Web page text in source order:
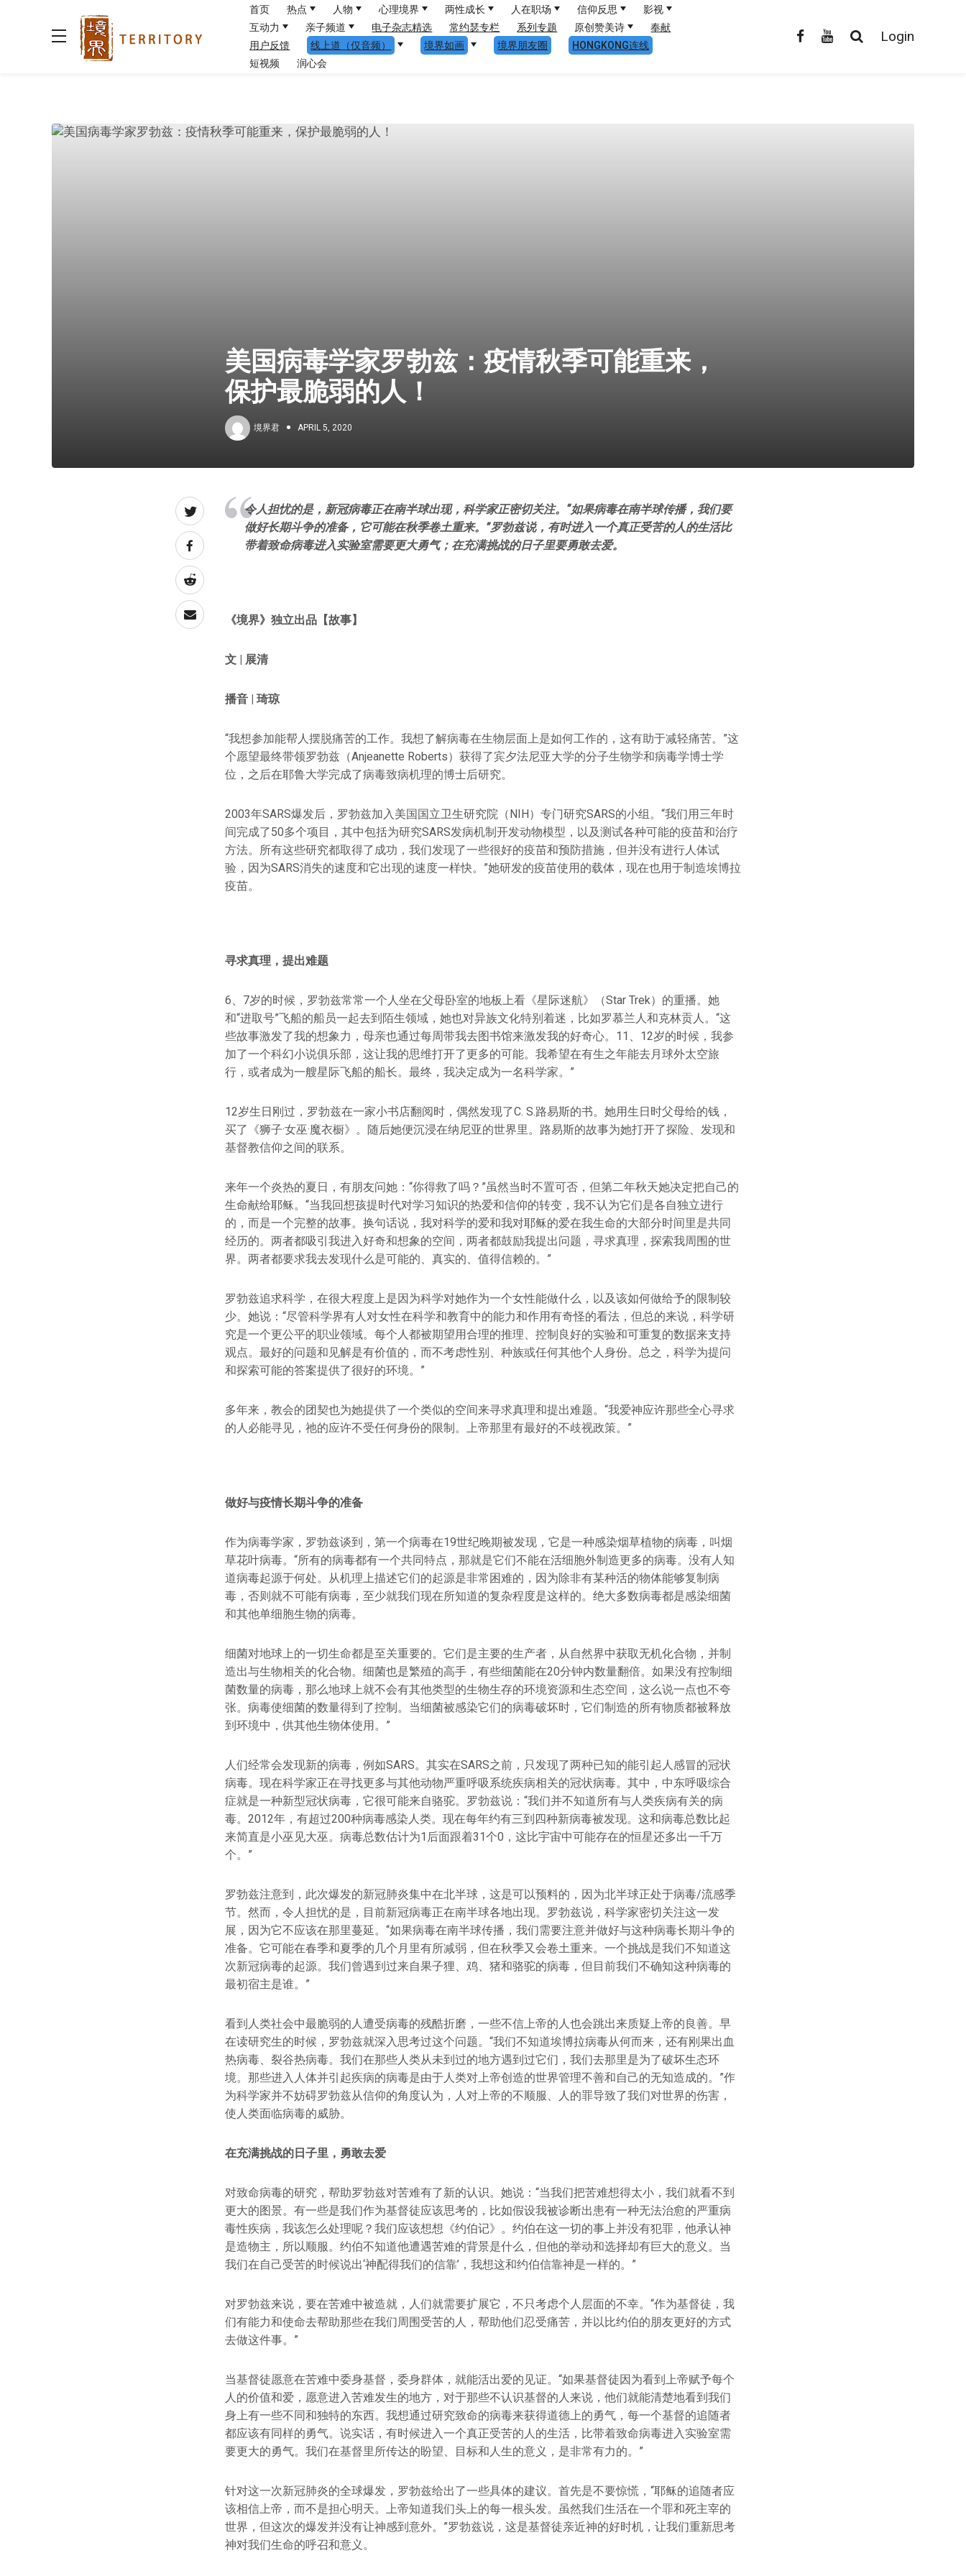
首页 热点 人物 心理境界 两性成长 人在职场 信仰反思
影视
互动力
亲子频道 电子杂志精选 常约瑟专栏 系列专题 原创赞美诗
奉献
用户反馈
线上道（仅音频） 境界如画 境界朋友圈
HONGKONG连线
短视频
润心会
Login
美国病毒学家罗勃兹：疫情秋季可能重来，
保护最脆弱的人！
境界君 APRIL 5, 2020
令人担忧的是，新冠病毒正在南半球出现，科学家正密切关注。“如果病毒在南半球传播，我们要
做好长期斗争的准备，它可能在秋季卷土重来。”罗勃兹说，有时进入一个真正受苦的人的生活比
带着致命病毒进入实验室需要更大勇气；在充满挑战的日子里要勇敢去爱。
《境界》独立出品【故事】
文 | 展清
播音 | 琦琼
“我想参加能帮人摆脱痛苦的工作。我想了解病毒在生物层面上是如何工作的，这有助于减轻痛苦。”这
个愿望最终带领罗勃兹（Anjeanette Roberts）获得了宾夕法尼亚大学的分子生物学和病毒学博士学
位，之后在耶鲁大学完成了病毒致病机理的博士后研究。
2003年SARS爆发后，罗勃兹加入美国国立卫生研究院（NIH）专门研究SARS的小组。“我们用三年时
间完成了50多个项目，其中包括为研究SARS发病机制开发动物模型，以及测试各种可能的疫苗和治疗
方法。所有这些研究都取得了成功，我们发现了一些很好的疫苗和预防措施，但并没有进行人体试
验，因为SARS消失的速度和它出现的速度一样快。”她研发的疫苗使用的载体，现在也用于制造埃博拉
疫苗。
寻求真理，提出难题
6、7岁的时候，罗勃兹常常一个人坐在父母卧室的地板上看《星际迷航》（Star Trek）的重播。她
和“进取号”飞船的船员一起去到陌生领域，她也对异族文化特别着迷，比如罗慕兰人和克林贡人。“这
些故事激发了我的想象力，母亲也通过每周带我去图书馆来激发我的好奇心。11、12岁的时候，我参
加了一个科幻小说俱乐部，这让我的思维打开了更多的可能。我希望在有生之年能去月球外太空旅
行，或者成为一艘星际飞船的船长。最终，我决定成为一名科学家。”
12岁生日刚过，罗勃兹在一家小书店翻阅时，偶然发现了C. S.路易斯的书。她用生日时父母给的钱，
买了《狮子·女巫·魔衣橱》。随后她便沉浸在纳尼亚的世界里。路易斯的故事为她打开了探险、发现和
基督教信仰之间的联系。
来年一个炎热的夏日，有朋友问她：“你得救了吗？”虽然当时不置可否，但第二年秋天她决定把自己的
生命献给耶稣。“当我回想孩提时代对学习知识的热爱和信仰的转变，我不认为它们是各自独立进行
的，而是一个完整的故事。换句话说，我对科学的爱和我对耶稣的爱在我生命的大部分时间里是共同
经历的。两者都吸引我进入好奇和想象的空间，两者都鼓励我提出问题，寻求真理，探索我周围的世
界。两者都要求我去发现什么是可能的、真实的、值得信赖的。”
罗勃兹追求科学，在很大程度上是因为科学对她作为一个女性能做什么，以及该如何做给予的限制较
少。她说：“尽管科学界有人对女性在科学和教育中的能力和作用有奇怪的看法，但总的来说，科学研
究是一个更公平的职业领域。每个人都被期望用合理的推理、控制良好的实验和可重复的数据来支持
观点。最好的问题和见解是有价值的，而不考虑性别、种族或任何其他个人身份。总之，科学为提问
和探索可能的答案提供了很好的环境。”
多年来，教会的团契也为她提供了一个类似的空间来寻求真理和提出难题。“我爱神应许那些全心寻求
的人必能寻见，祂的应许不受任何身份的限制。上帝那里有最好的不歧视政策。”
做好与疫情长期斗争的准备
作为病毒学家，罗勃兹谈到，第一个病毒在19世纪晚期被发现，它是一种感染烟草植物的病毒，叫烟
草花叶病毒。“所有的病毒都有一个共同特点，那就是它们不能在活细胞外制造更多的病毒。没有人知
道病毒起源于何处。从机理上描述它们的起源是非常困难的，因为除非有某种活的物体能够复制病
毒，否则就不可能有病毒，至少就我们现在所知道的复杂程度是这样的。绝大多数病毒都是感染细菌
和其他单细胞生物的病毒。
细菌对地球上的一切生命都是至关重要的。它们是主要的生产者，从自然界中获取无机化合物，并制
造出与生物相关的化合物。细菌也是繁殖的高手，有些细菌能在20分钟内数量翻倍。如果没有控制细
菌数量的病毒，那么地球上就不会有其他类型的生物生存的环境资源和生态空间，这么说一点也不夸
张。病毒使细菌的数量得到了控制。当细菌被感染它们的病毒破坏时，它们制造的所有物质都被释放
到环境中，供其他生物体使用。”
人们经常会发现新的病毒，例如SARS。其实在SARS之前，只发现了两种已知的能引起人感冒的冠状
病毒。现在科学家正在寻找更多与其他动物严重呼吸系统疾病相关的冠状病毒。其中，中东呼吸综合
症就是一种新型冠状病毒，它很可能来自骆驼。罗勃兹说：“我们并不知道所有与人类疾病有关的病
毒。2012年，有超过200种病毒感染人类。现在每年约有三到四种新病毒被发现。这和病毒总数比起
来简直是小巫见大巫。病毒总数估计为1后面跟着31个0，这比宇宙中可能存在的恒星还多出一千万
个。”
罗勃兹注意到，此次爆发的新冠肺炎集中在北半球，这是可以预料的，因为北半球正处于病毒/流感季
节。然而，令人担忧的是，目前新冠病毒正在南半球各地出现。罗勃兹说，科学家密切关注这一发
展，因为它不应该在那里蔓延。“如果病毒在南半球传播，我们需要注意并做好与这种病毒长期斗争的
准备。它可能在春季和夏季的几个月里有所减弱，但在秋季又会卷土重来。一个挑战是我们不知道这
次新冠病毒的起源。我们曾遇到过来自果子狸、鸡、猪和骆驼的病毒，但目前我们不确知这种病毒的
最初宿主是谁。”
看到人类社会中最脆弱的人遭受病毒的残酷折磨，一些不信上帝的人也会跳出来质疑上帝的良善。早
在读研究生的时候，罗勃兹就深入思考过这个问题。“我们不知道埃博拉病毒从何而来，还有刚果出血
热病毒、裂谷热病毒。我们在那些人类从未到过的地方遇到过它们，我们去那里是为了破坏生态环
境。那些进入人体并引起疾病的病毒是由于人类对上帝创造的世界管理不善和自己的无知造成的。”作
为科学家并不妨碍罗勃兹从信仰的角度认为，人对上帝的不顺服、人的罪导致了我们对世界的伤害，
使人类面临病毒的威胁。
在充满挑战的日子里，勇敢去爱
对致命病毒的研究，帮助罗勃兹对苦难有了新的认识。她说：“当我们把苦难想得太小，我们就看不到
更大的图景。有一些是我们作为基督徒应该思考的，比如假设我被诊断出患有一种无法治愈的严重病
毒性疾病，我该怎么处理呢？我们应该想想《约伯记》。约伯在这一切的事上并没有犯罪，他承认神
是造物主，所以顺服。约伯不知道他遭遇苦难的背景是什么，但他的举动和选择却有巨大的意义。当
我们在自己受苦的时候说出‘神配得我们的信靠’，我想这和约伯信靠神是一样的。”
对罗勃兹来说，要在苦难中被造就，人们就需要扩展它，不只考虑个人层面的不幸。“作为基督徒，我
们有能力和使命去帮助那些在我们周围受苦的人，帮助他们忍受痛苦，并以比约伯的朋友更好的方式
去做这件事。”
当基督徒愿意在苦难中委身基督，委身群体，就能活出爱的见证。“如果基督徒因为看到上帝赋予每个
人的价值和爱，愿意进入苦难发生的地方，对于那些不认识基督的人来说，他们就能清楚地看到我们
身上有一些不同和独特的东西。我想通过研究致命的病毒来获得道德上的勇气，每一个基督的追随者
都应该有同样的勇气。说实话，有时候进入一个真正受苦的人的生活，比带着致命病毒进入实验室需
要更大的勇气。我们在基督里所传达的盼望、目标和人生的意义，是非常有力的。”
针对这一次新冠肺炎的全球爆发，罗勃兹给出了一些具体的建议。首先是不要惊慌，“耶稣的追随者应
该相信上帝，而不是担心明天。上帝知道我们头上的每一根头发。虽然我们生活在一个罪和死主宰的
世界，但这次的爆发并没有让神感到意外。”罗勃兹说，这是基督徒亲近神的好时机，让我们重新思考
神对我们生命的呼召和意义。